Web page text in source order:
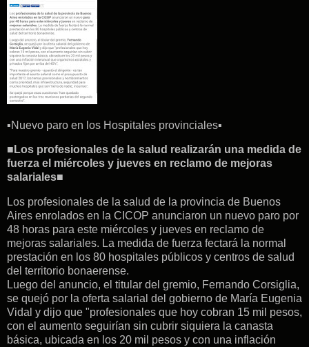
▪Nuevo paro en los Hospitales provinciales▪
■ Los profesionales de la salud realizarán una medida de
fuerza el miércoles y jueves en reclamo de mejoras
salariales■
Los profesionales de la salud de la provincia de Buenos
Aires enrolados en la CICOP anunciaron un nuevo paro por
48 horas para este miércoles y jueves en reclamo de
mejoras salariales. La medida de fuerza fectará la normal
prestación en los 80 hospitales públicos y centros de salud
del territorio bonaerense.
Luego del anuncio, el titular del gremio, Fernando Corsiglia,
se quejó por la oferta salarial del gobierno de María Eugenia
Vidal y dijo que "profesionales que hoy cobran 15 mil pesos,
con el aumento seguirían sin cubrir siquiera la canasta
básica, ubicada en los 20 mil pesos y con una inflación